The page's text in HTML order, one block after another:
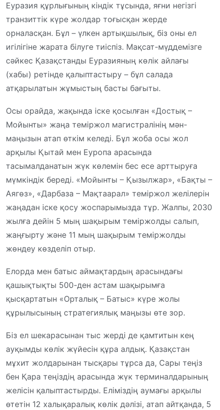
Еуразия құрлығының кіндік тұсында, яғни негізгі
транзиттік күре жолдар тоғысқан жерде
орналасқан. Бұл – үлкен артықшылық, біз оны ел
игілігіне жарата білуге тиіспіз. Мақсат-мүддемізге
сәйкес Қазақстанды Еуразияның көлік айлағы
(хабы) ретінде қалыптастыру – бұл салада
атқарылатын жұмыстың басты бағыты.
Осы орайда, жақында іске қосылған «Достық –
Мойынты» жаңа теміржол магистралінің мән-
маңызын атап өткім келеді. Бұл жоба осы жол
арқылы Қытай мен Еуропа арасында
тасымалданатын жүк көлемін бес есе арттыруға
мүмкіндік береді. «Мойынты – Қызылжар», «Бақты –
Аягөз», «Дарбаза – Мақтаарал» теміржол желілерін
жаңадан іске қосу жоспарымызда тұр. Жалпы, 2030
жылға дейін 5 мың шақырым теміржолды салып,
жаңғырту және 11 мың шақырым теміржолды
жөндеу көзделіп отыр.
Елорда мен батыс аймақтардың арасындағы
қашықтықты 500-ден астам шақырымға
қысқартатын «Орталық – Батыс» күре жолы
құрылысының стратегиялық маңызы өте зор.
Біз ел шекарасынан тыс жерді де қамтитын кең
ауқымды көлік жүйесін құра алдық. Қазақстан
мұхит жолдарынан тысқары тұрса да, Сары теңіз
бен Қара теңіздің арасында жүк терминалдарының
желісін қалыптастырды. Еліміздің аумағы арқылы
өтетін 12 халықаралық көлік дәлізі, атап айтқанда, 5